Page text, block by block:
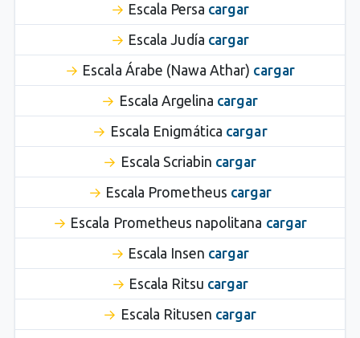
Escala Persa cargar
Escala Judía cargar
Escala Árabe (Nawa Athar) cargar
Escala Argelina cargar
Escala Enigmática cargar
Escala Scriabin cargar
Escala Prometheus cargar
Escala Prometheus napolitana cargar
Escala Insen cargar
Escala Ritsu cargar
Escala Ritusen cargar